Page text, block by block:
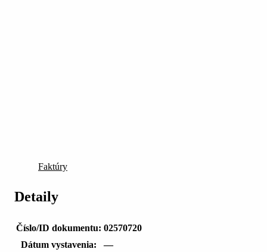
Faktúry
Detaily
Číslo/ID dokumentu: 02570720
Dátum vystavenia:
—